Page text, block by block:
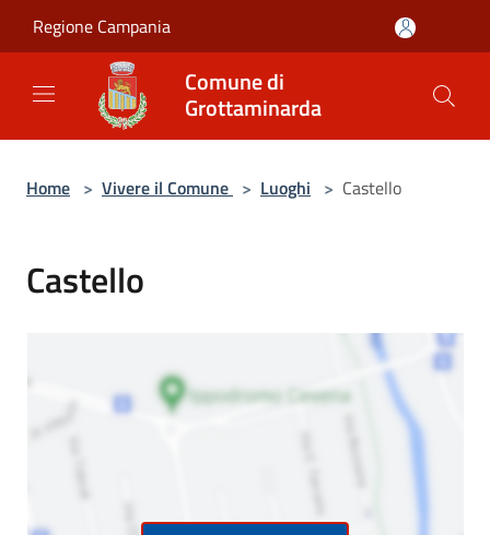
Regione Campania
Comune di
Grottaminarda
Home > Vivere il Comune > Luoghi > Castello
Castello